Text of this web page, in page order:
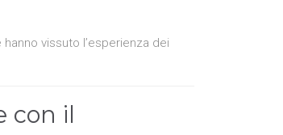
vissuto l’esperienza dei
con il